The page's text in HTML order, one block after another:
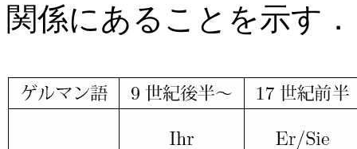
関係にあることを示す．